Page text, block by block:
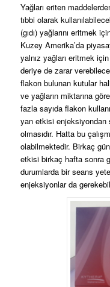
Yağları eriten
tıbbi olarak
(gıdı) yağlarını eritmek
Kuzey Amerika’da
yalnız yağları eritmek
deriye de zarar
flakon bulunan kutular
ve yağların miktarına
fazla sayıda flakon
yan etkisi
olmasıdır. Hatta bu
olabilmektedir. Birkaç
etkisi birkaç hafta sonra
durumlarda bir seans
enjeksiyonlar da